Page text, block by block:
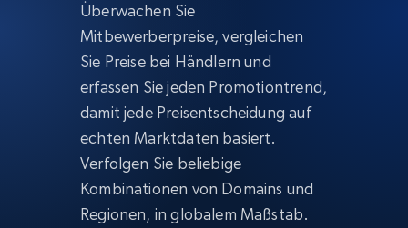
Überwachen Sie
Mitbewerberpreise, vergleichen
Sie Preise bei Händlern und
erfassen Sie jeden Promotiontrend,
damit jede Preisentscheidung auf
echten Marktdaten basiert.
Verfolgen Sie beliebige
Kombinationen von Domains und
Regionen, in globalem Maßstab.